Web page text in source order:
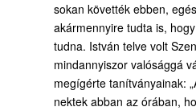
sokan követték ebben,
akármennyire tudta is,
tudna. István telve volt
mindannyiszor valósággá
megígérte tanítványainak:
nektek abban az órában,